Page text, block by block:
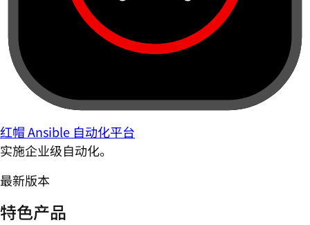
红帽 Ansible 自动化平台
实施企业级自动化。
最新版本
特色产品